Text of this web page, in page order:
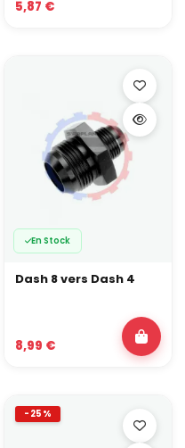
5,87 €
En Stock
Dash 8 vers Dash 4
8,99 €
-25%